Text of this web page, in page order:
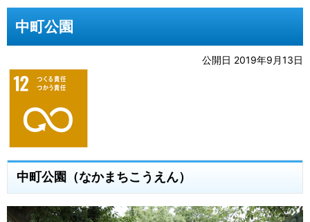
中町公園
公開日 2019年9月13日
中町公園（なかまちこうえん）